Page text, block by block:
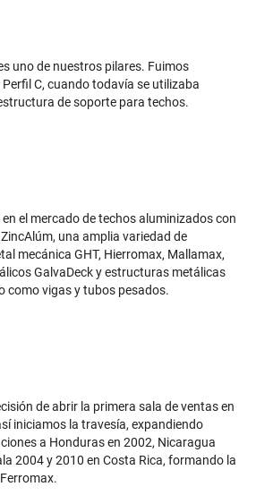
y
la
la
la
con
uno de nuestros pilares. Fuimos
C, cuando todavía se utilizaba
de soporte para techos.
el mercado de techos aluminizados con
una amplia variedad de
mecánica GHT, Hierromax, Mallamax,
GalvaDeck y estructuras metálicas
como vigas y tubos pesados.
de abrir la primera sala de ventas en
iniciamos la travesía, expandiendo
a Honduras en 2002, Nicaragua
2004 y 2010 en Costa Rica, formando la